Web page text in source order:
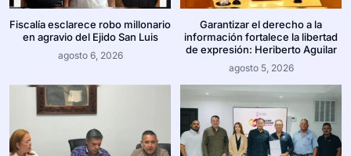
Fiscalía esclarece robo millonario
en agravio del Ejido San Luis
agosto 6, 2026
Garantizar el derecho a la
información fortalece la libertad
de expresión: Heriberto Aguilar
agosto 5, 2026